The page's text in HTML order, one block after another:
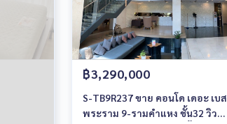
฿3,290,000
S-TB9R237 ขาย คอนโด เดอะ เบส
พระราม 9-รามคำแหง ชั้น32 วิว